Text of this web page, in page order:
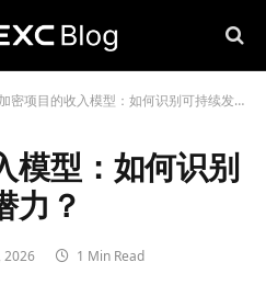
加密项目的收入模型：如何识别可持续发展的潜力？
模型：如何识别
力？
2026 1 Min Read